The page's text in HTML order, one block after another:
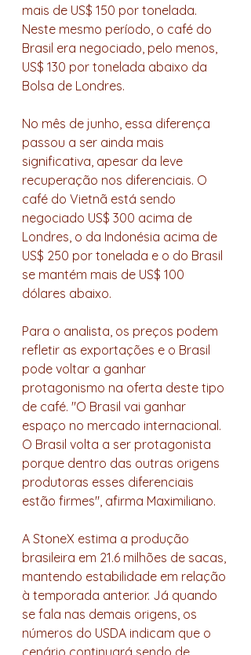
mais de US$ 150 por tonelada.
Neste mesmo período, o café do
Brasil era negociado, pelo menos,
US$ 130 por tonelada abaixo da
Bolsa de Londres.
No mês de junho, essa diferença
passou a ser ainda mais
significativa, apesar da leve
recuperação nos diferenciais. O
café do Vietnã está sendo
negociado US$ 300 acima de
Londres, o da Indonésia acima de
US$ 250 por tonelada e o do Brasil
se mantém mais de US$ 100
dólares abaixo.
Para o analista, os preços podem
refletir as exportações e o Brasil
pode voltar a ganhar
protagonismo na oferta deste tipo
de café. "O Brasil vai ganhar
espaço no mercado internacional.
O Brasil volta a ser protagonista
porque dentro das outras origens
produtoras esses diferenciais
estão firmes", afirma Maximiliano.
A StoneX estima a produção
brasileira em 21.6 milhões de sacas,
mantendo estabilidade em relação
à temporada anterior. Já quando
se fala nas demais origens, os
números do USDA indicam que o
cenário continuará sendo de